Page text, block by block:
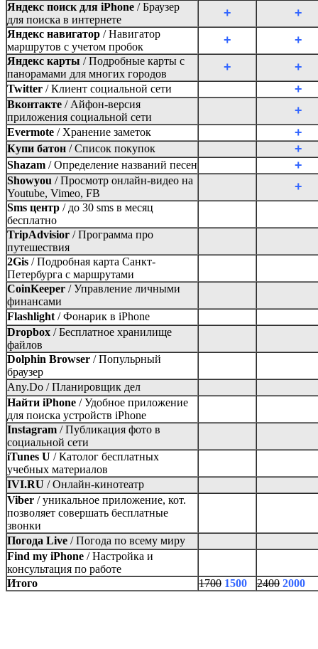
Яндекс поиск для iPhone / Браузер
для поиска в интернете
+ +
Яндекс навигатор / Навигатор
маршрутов с учетом пробок
+ +
Яндекс карты / Подробные карты с
панорамами для многих городов
+ +
Twitter / Клиент социальной сети +
Вконтакте / Айфон-версия
приложения социальной сети
+
Evermote / Хранение заметок +
Купи батон / Список покупок +
Shazam / Определение названий песен +
Showyou / Просмотр онлайн-видео на
Youtube, Vimeo, FB
+
Sms центр / до 30 sms в месяц
бесплатно
TripAdvisior / Программа про
путешествия
2Gis / Подробная карта Санкт-
Петербурга с маршрутами
CoinKeeper / Управление личными
финансами
Flashlight / Фонарик в iPhone
Dropbox / Бесплатное хранилище
файлов
Dolphin Browser / Попульрный
браузер
Any.Do / Планировщик дел
Найти iPhone / Удобное приложение
для поиска устройств iPhone
Instagram / Публикация фото в
социальной сети
iTunes U / Католог бесплатных
учебных материалов
IVI.RU / Онлайн-кинотеатр
Viber / уникальное приложение, кот.
позволяет совершать бесплатные
звонки
Погода Live / Погода по всему миру
Find my iPhone / Настройка и
консультация по работе
Итого
1700 1500 2400 2000